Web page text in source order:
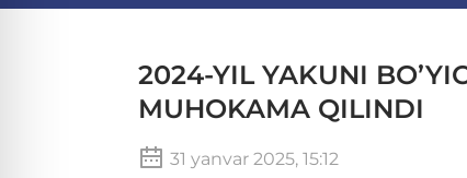
2024-YIL YAKUNI
MUHOKAMA QILINDI
31 yanvar 2025, 15:12